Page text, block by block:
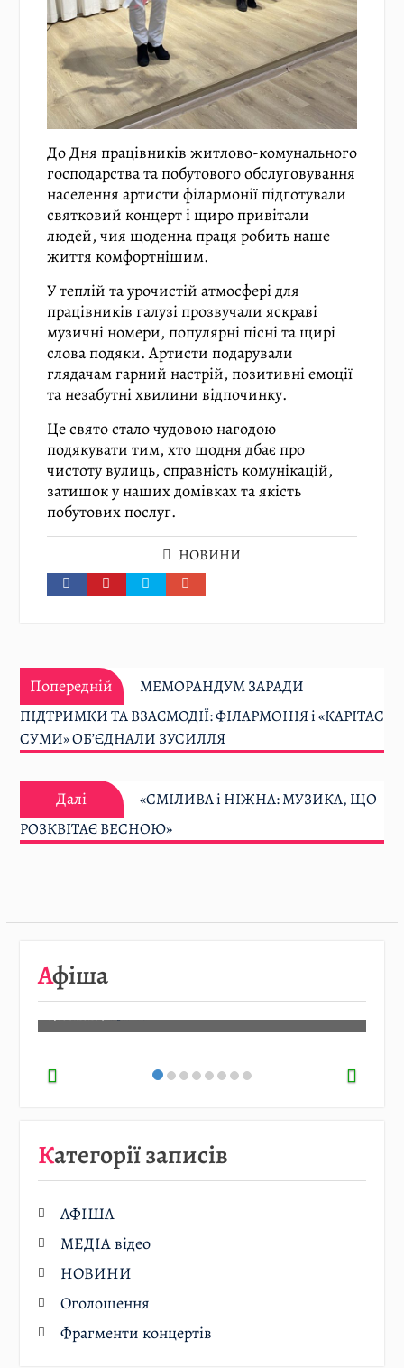
До Дня працівників житлово-комунального
господарства та побутового обслуговування
населення артисти філармонії підготували
святковий концерт і щиро привітали
людей, чия щоденна праця робить наше
життя комфортнішим.
У теплій та урочистій атмосфері для
працівників галузі прозвучали яскраві
музичні номери, популярні пісні та щирі
слова подяки. Артисти подарували
глядачам гарний настрій, позитивні емоції
та незабутні хвилини відпочинку.
Це свято стало чудовою нагодою
подякувати тим, хто щодня дбає про
чистоту вулиць, справність комунікацій,
затишок у наших домівках та якість
побутових послуг.
НОВИНИ
Навігація
записів
Попередній Попередній:
МЕМОРАНДУМ ЗАРАДИ
ПІДТРИМКИ ТА ВЗАЄМОДІЇ: ФІЛАРМОНІЯ і «КАРІТАС
СУМИ» ОБ’ЄДНАЛИ ЗУСИЛЛЯ
Далі Далі:
«СМІЛИВА і НІЖНА: МУЗИКА, ЩО
РОЗКВІТАЄ ВЕСНОЮ»
Афіша
08.08
Детальніше…
Категорії записів
АФІША
МЕДІА відео
НОВИНИ
Оголошення
Фрагменти концертів